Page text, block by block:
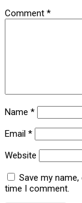
Comment *
Name *
Email *
Website
Save my
time I comment.